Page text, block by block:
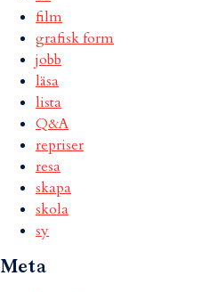
film
grafisk form
jobb
läsa
lista
Q&A
repriser
resa
skapa
skola
sy
Meta